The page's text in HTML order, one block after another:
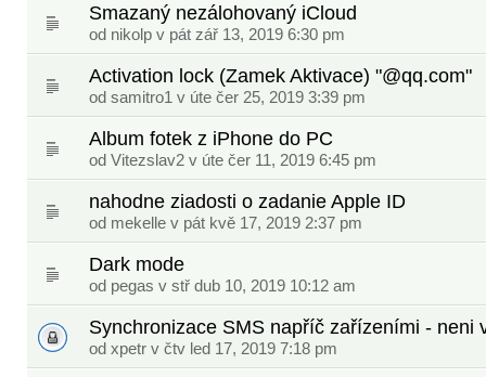
Smazaný nezálohovaný iCloud
od nikolp v pát zář 13, 2019 6:30 pm
Activation lock (Zamek Aktivace) "@qq.com"
od samitro1 v úte čer 25, 2019 3:39 pm
Album fotek z iPhone do PC
od Vitezslav2 v úte čer 11, 2019 6:45 pm
nahodne ziadosti o zadanie Apple ID
od mekelle v pát kvě 17, 2019 2:37 pm
Dark mode
od pegas v stř dub 10, 2019 10:12 am
Synchronizace SMS napříč zařízeními - neni
od xpetr v čtv led 17, 2019 7:18 pm